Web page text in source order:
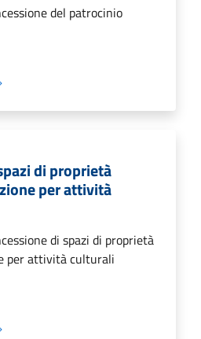
del patrocinio
di proprietà
per attività
di spazi di proprietà
per attività culturali